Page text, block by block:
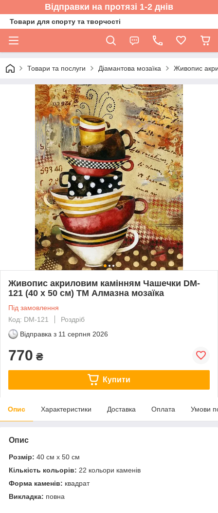
Відправки на протязі 1-2 днів
Товари для спорту та творчості
Товари та послуги Діамантова мозаїка Живопис
Живопис акриловим камінням Чашечки DM-
121 (40 х 50 см) ТМ Алмазна мозаїка
Під замовлення
Код: DM-121
Роздріб
Відправка з 11 серпня 2026
770 ₴
Купити
Опис Характеристики Доставка Оплата Умови
Опис
Розмір: 40 см х 50 см
Кількість кольорів: 22 кольори каменів
Форма каменів: квадрат
Викладка: повна